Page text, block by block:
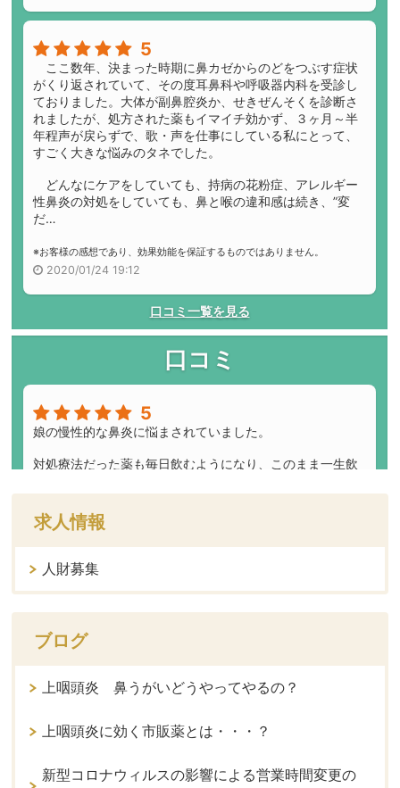
求人情報
人財募集
ブログ
上咽頭炎 鼻うがいどうやってやるの？
上咽頭炎に効く市販薬とは・・・？
新型コロナウィルスの影響による営業時間変更の